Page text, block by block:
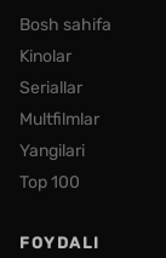
Bosh sahifa
Kinolar
Seriallar
Multfilmlar
Yangilari
Top 100
FOYDALI